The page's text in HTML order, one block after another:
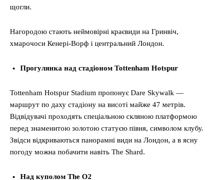
щогли.
Нагородою стають неймовірні краєвиди на Гринвіч,
хмарочоси Кенері-Ворф і центральний Лондон.
Прогулянка над стадіоном Tottenham Hotspur
Tottenham Hotspur Stadium пропонує Dare Skywalk —
маршрут по даху стадіону на висоті майже 47 метрів.
Відвідувачі проходять спеціальною скляною платформою
перед знаменитою золотою статуєю півня, символом клубу.
Звідси відкриваються панорамні види на Лондон, а в ясну
погоду можна побачити навіть The Shard.
Над куполом The O2